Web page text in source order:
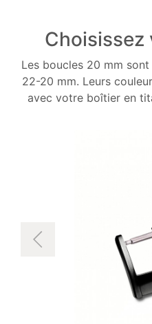
Choisissez
Les boucles 20 mm
22-20 mm. Leurs
avec votre boîtier en